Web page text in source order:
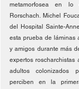
metamorfosea en
Rorschach. Michel
del Hospital Sainte-
esta prueba de láminas
y amigos durante más
expertos
adultos colonizados
perciben en la